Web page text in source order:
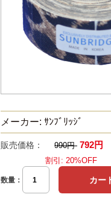
メーカー: ｻﾝﾌﾞﾘｯｼﾞ
販売価格： 990円 792円
割引: 20%OFF
数量：